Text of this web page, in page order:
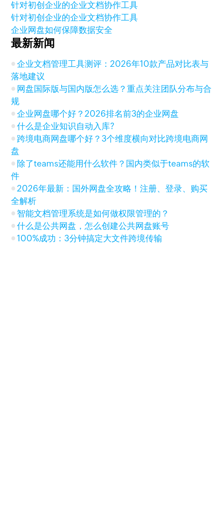
针对初创企业的企业文档协作工具
针对初创企业的企业文档协作工具
企业网盘如何保障数据安全
最新新闻
企业文档管理工具测评：2026年10款产品对比表与
落地建议
网盘国际版与国内版怎么选？重点关注团队分布与合
规
企业网盘哪个好？2026排名前3的企业网盘
什么是企业知识自动入库?
跨境电商网盘哪个好？3个维度横向对比跨境电商网
盘
除了teams还能用什么软件？国内类似于teams的软
件
2026年最新：国外网盘全攻略！注册、登录、购买
全解析
智能文档管理系统是如何做权限管理的？
什么是公共网盘，怎么创建公共网盘账号
100%成功：3分钟搞定大文件跨境传输